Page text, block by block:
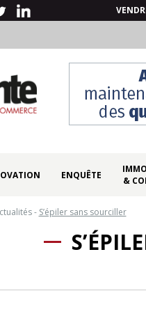
ENQUÊTE
&
- S’épiler sans sourciller